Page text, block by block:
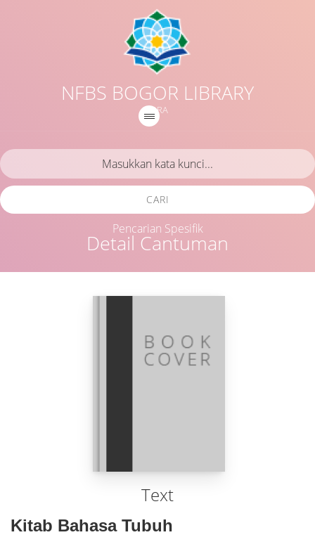
NFBS BOGOR LIBRARY
IQRA
Detail Cantuman
CARI
Pencarian Spesifik
Text
Kitab Bahasa Tubuh